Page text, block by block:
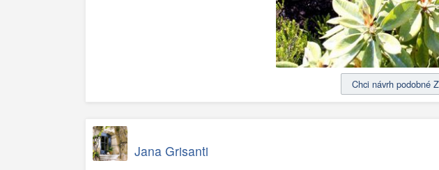
Chci návrh podobné
Jana Grisanti